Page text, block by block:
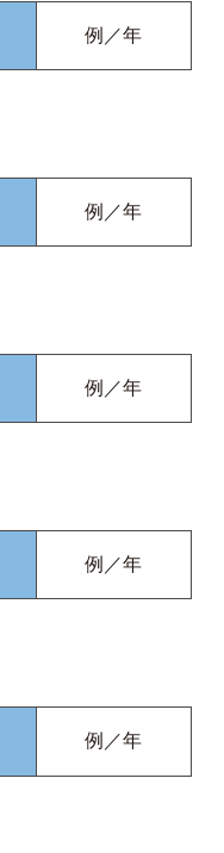
例／年
例／年
例／年
例／年
例／年